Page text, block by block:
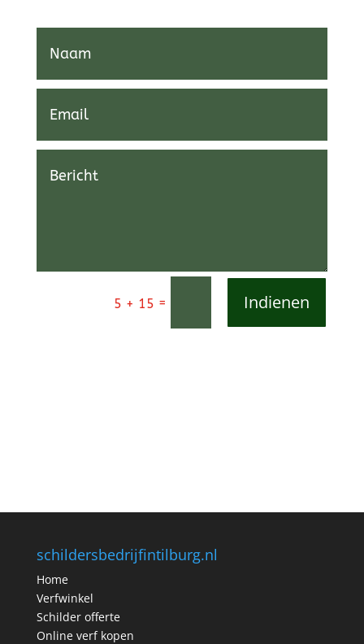
5 + 15 = Indienen
schildersbedrijfintilburg.nl
Home
Verfwinkel
Schilder offerte
Online verf kopen